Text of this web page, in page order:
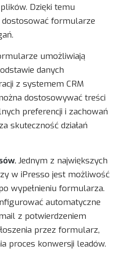
Dzięki temu
formularze
umożliwiają
danych
z systemem CRM
dostosowywać treści
preferencji i zachowań
skuteczność działań
Jednym z największych
w iPresso jest możliwość
wypełnieniu formularza.
automatyczne
z potwierdzeniem
przez formularz,
proces konwersji leadów.